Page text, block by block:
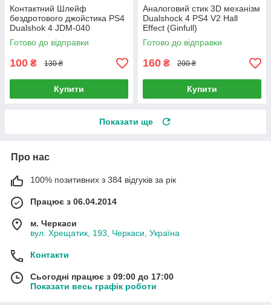
Контактний Шлейф
бездротового джойстика PS4
Dualshok 4 JDM-040
(Оригінал)
Готово до відправки
100 ₴ 130 ₴
Купити
Аналоговий стик 3D механізм
Dualshock 4 PS4 V2 Hall
Effect (Ginfull)
Готово до відправки
160 ₴ 200 ₴
Купити
Показати ще
Про нас
100% позитивних з 384 відгуків за рік
Працює з 06.04.2014
м. Черкаси
вул. Хрещатик, 193, Черкаси, Україна
Контакти
Сьогодні працює з 09:00 до 17:00
Показати весь графік роботи